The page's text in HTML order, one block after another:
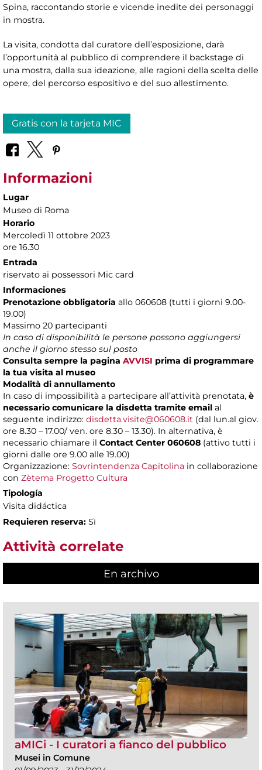
Spina, raccontando storie e vicende inedite dei personaggi
in mostra.
La visita, condotta dal curatore dell’esposizione, darà
l’opportunità al pubblico di comprendere il backstage di
una mostra, dalla sua ideazione, alle ragioni della scelta delle
opere, del percorso espositivo e del suo allestimento.
Gratis con la tarjeta MIC
Informazioni
Lugar
Museo di Roma
Horario
Mercoledì 11 ottobre 2023
ore 16.30
Entrada
riservato ai possessori Mic card
Informaciones
Prenotazione obbligatoria allo 060608 (tutti i giorni 9.00-
19.00)
Massimo 20 partecipanti
In caso di disponibilità le persone possono aggiungersi
anche il giorno stesso sul posto
Consulta sempre la pagina AVVISI prima di programmare
la tua visita al museo
Modalità di annullamento
In caso di impossibilità a partecipare all’attività prenotata, è
necessario comunicare la disdetta tramite email al
seguente indirizzo: disdetta.visite@060608.it (dal lun.al giov.
ore 8.30 – 17.00/ ven. ore 8.30 – 13.30). In alternativa, è
necessario chiamare il Contact Center 060608 (attivo tutti i
giorni dalle ore 9.00 alle 19.00)
Organizzazione: Sovrintendenza Capitolina in collaborazione
con Zètema Progetto Cultura
Tipología
Visita didáctica
Requieren reserva: Sì
Attività correlate
En archivo
aMICi - I curatori a fianco del pubblico
Musei in Comune